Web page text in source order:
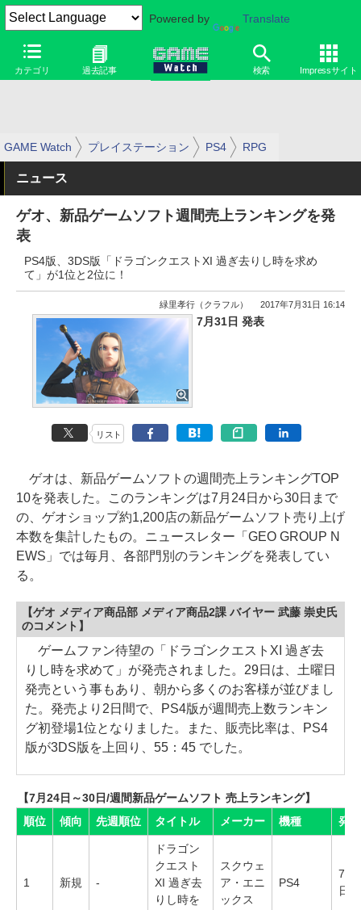
Powered by Translate
カテゴリ 過去記事 検索 Impressサイト
GAME Watch プレイステーション PS4 RPG
ニュース
ゲオ、新品ゲームソフト週間売上ランキングを発
表
PS4版、3DS版「ドラゴンクエストXI 過ぎ去りし時を求め
て」が1位と2位に！
緑里孝行（クラフル） 2017年7月31日 16:14
7月31日 発表
リスト
ゲオは、新品ゲームソフトの週間売上ランキングTOP
10を発表した。このランキングは7月24日から30日まで
の、ゲオショップ約1,200店の新品ゲームソフト売り上げ
本数を集計したもの。ニュースレター「GEO GROUP N
EWS」では毎月、各部門別のランキングを発表してい
る。
【ゲオ メディア商品部 メディア商品2課 バイヤー 武藤 崇史氏
のコメント】
ゲームファン待望の「ドラゴンクエストXI 過ぎ去
りし時を求めて」が発売されました。29日は、土曜日
発売という事もあり、朝から多くのお客様が並びまし
た。発売より2日間で、PS4版が週間売上数ランキン
グ初登場1位となりました。また、販売比率は、PS4
版が3DS版を上回り、55：45 でした。
【7月24日～30日/週間新品ゲームソフト 売上ランキング】
順位
傾向 先週順位 タイトル メーカー 機種 発
1 新規 -
ドラゴン
クエスト
XI 過ぎ去
りし時を
スクウェ
ア・エニ
ックス
PS4
7月
日